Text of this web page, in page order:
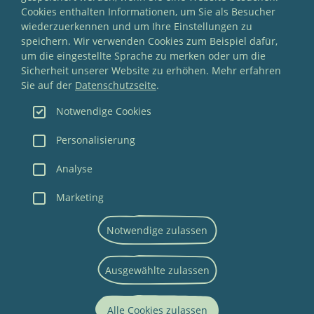
Cookies enthalten Informationen, um Sie als Besucher
wiederzuerkennen und um Ihre Einstellungen zu
speichern. Wir verwenden Cookies zum Beispiel dafür,
um die eingestellte Sprache zu merken oder um die
Sicherheit unserer Website zu erhöhen. Mehr erfahren
Sie auf der Datenschutzseite.
Notwendige Cookies
Personalisierung
Analyse
Marketing
Notwendige zulassen
Ausgewählte zulassen
Alle Cookies zulassen